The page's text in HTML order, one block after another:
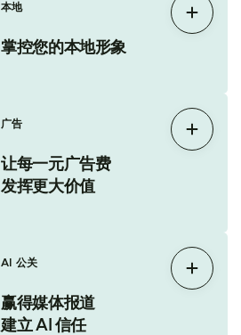
本地
掌控您的本地形象
展开
广告
让每一元广告费
发挥更大价值
展开
AI 公关
赢得媒体报道
建立 AI 信任
展开